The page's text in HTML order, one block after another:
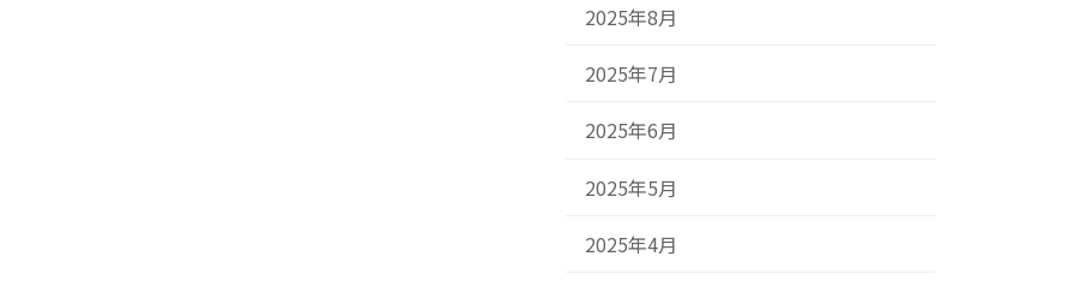
2025年8月
2025年7月
2025年6月
2025年5月
2025年4月